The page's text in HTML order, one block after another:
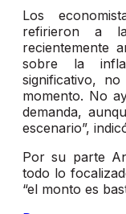
Los
refirieron a
recientemente
sobre la
significativo,
momento. No
demanda,
escenario”,
Por su parte
todo lo
“el monto es